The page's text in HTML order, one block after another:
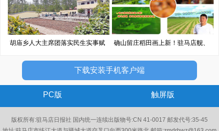
胡庙乡人大主席团落实民生实事赋
确山留庄稻田画上新！驻马店舰、
下载安装手机客户端
PC版 触屏版
版权所有:驻马店日报社 国内统一连续出版物号:CN 41-0017 邮发代号:35-45